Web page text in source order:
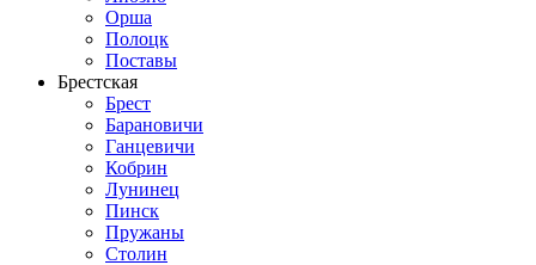
Орша
Полоцк
Поставы
Брестская
Брест
Барановичи
Ганцевичи
Кобрин
Лунинец
Пинск
Пружаны
Столин